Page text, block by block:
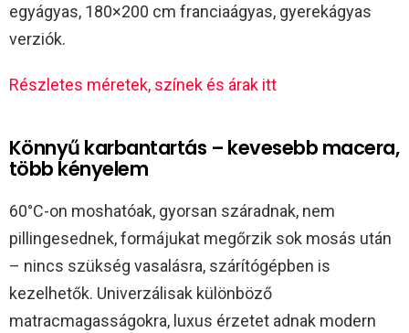
egyágyas, 180×200 cm franciaágyas, gyerekágyas
verziók.
Részletes méretek, színek és árak itt
Könnyű karbantartás – kevesebb macera,
több kényelem
60°C-on moshatóak, gyorsan száradnak, nem
pillingesednek, formájukat megőrzik sok mosás után
– nincs szükség vasalásra, szárítógépben is
kezelhetők. Univerzálisak különböző
matracmagasságokra, luxus érzetet adnak modern